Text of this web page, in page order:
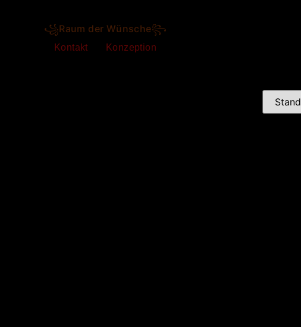
꧁Raum der Wünsche꧂
Kontakt Konzeption